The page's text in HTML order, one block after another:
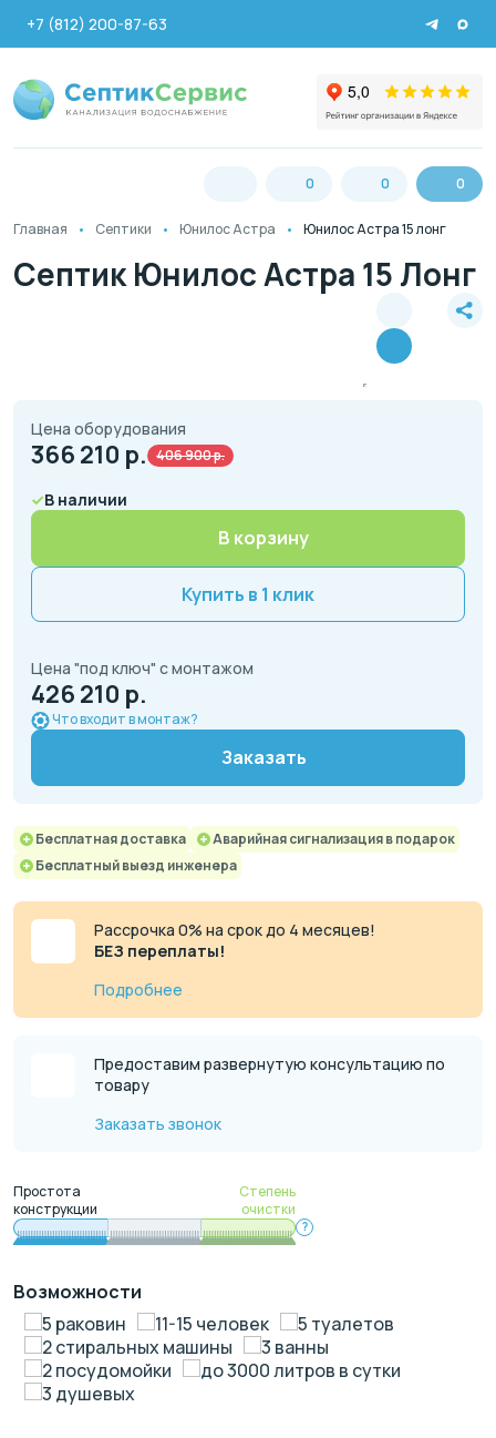
+7 (812) 200-87-63
0 0 0
Главная Септики Юнилос Астра Юнилос Астра 15 лонг
Септик Юнилос Астра 15 Лонг
Цена оборудования
366 210 р. 406 900 р.
В наличии
В корзину
Купить в 1 клик
Цена "под ключ" с монтажом
426 210 р.
Что входит в монтаж?
Заказать
Бесплатная доставка
Аварийная сигнализация в подарок
Бесплатный выезд инженера
Рассрочка 0% на срок до 4 месяцев!
БЕЗ переплаты!
Подробнее
Предоставим развернутую консультацию по
товару
Заказать звонок
Простота
конструкции
Степень
очистки
?
Возможности
5 раковин
11-15 человек
5 туалетов
2 стиральных машины
3 ванны
2 посудомойки
до 3000 литров в сутки
3 душевых